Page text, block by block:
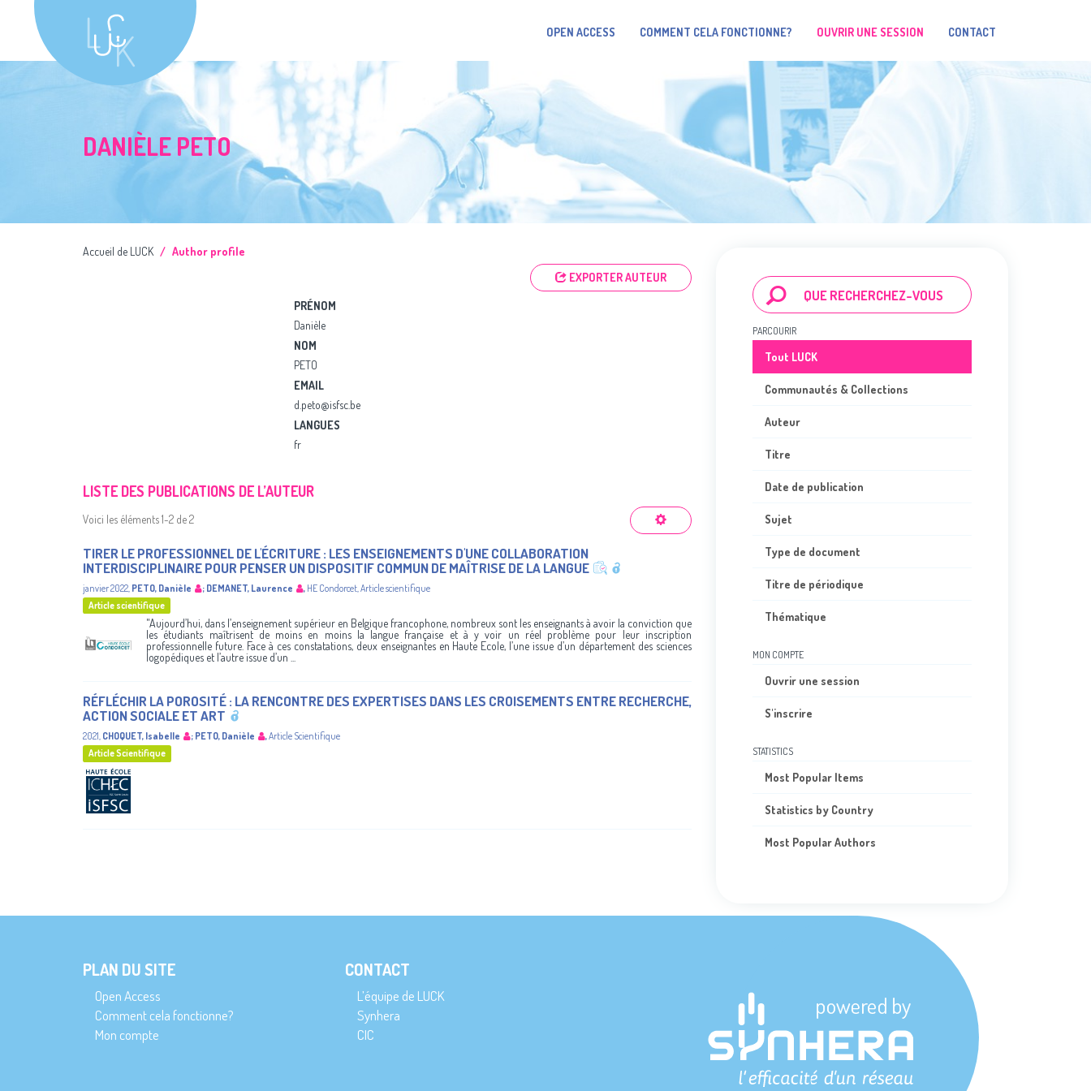
OPEN ACCESS COMMENT CELA FONCTIONNE? OUVRIR UNE SESSION CONTACT
DANIÈLE PETO
Accueil de LUCK
Author profile
EXPORTER AUTEUR
PRÉNOM
Danièle
NOM
PETO
EMAIL
d.peto@isfsc.be
LANGUES
fr
LISTE DES PUBLICATIONS DE L’AUTEUR
Voici les éléments 1-2 de 2
TIRER LE PROFESSIONNEL DE L'ÉCRITURE : LES ENSEIGNEMENTS D'UNE COLLABORATION
INTERDISCIPLINAIRE POUR PENSER UN DISPOSITIF COMMUN DE MAÎTRISE DE LA LANGUE
janvier 2022, PETO, Danièle ; DEMANET, Laurence , HE Condorcet,Article scientifique
Article scientifique
"Aujourd’hui, dans l’enseignement supérieur en Belgique francophone, nombreux sont les enseignants à avoir la conviction que
les étudiants maîtrisent de moins en moins la langue française et à y voir un réel problème pour leur inscription
professionnelle future. Face à ces constatations, deux enseignantes en Haute Ecole, l’une issue d’un département des sciences
logopédiques et l’autre issue d’un ...
RÉFLÉCHIR LA POROSITÉ : LA RENCONTRE DES EXPERTISES DANS LES CROISEMENTS ENTRE RECHERCHE,
ACTION SOCIALE ET ART
2021, CHOQUET, Isabelle ; PETO, Danièle ,Article Scientifique
Article Scientifique
PARCOURIR
Tout LUCK
Communautés & Collections
Auteur
Titre
Date de publication
Sujet
Type de document
Titre de périodique
Thématique
MON COMPTE
Ouvrir une session
S'inscrire
STATISTICS
Most Popular Items
Statistics by Country
Most Popular Authors
PLAN DU SITE
Open Access
Comment cela fonctionne?
Mon compte
CONTACT
L’équipe de LUCK
Synhera
CIC